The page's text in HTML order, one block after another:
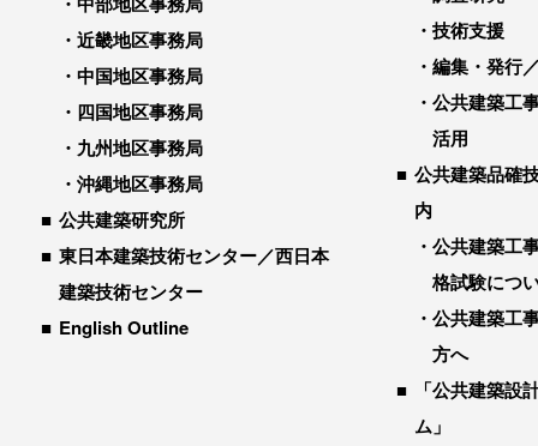
近畿地区事務局
中国地区事務局
四国地区事務局
九州地区事務局
沖縄地区事務局
公共建築研究所
東日本建築技術センター／西日本
建築技術センター
English Outline
技術支援
編集・発行
公共建築工
活用
公共建築品確
内
公共建築工
格試験につ
公共建築工
方へ
「公共建築設
ム」